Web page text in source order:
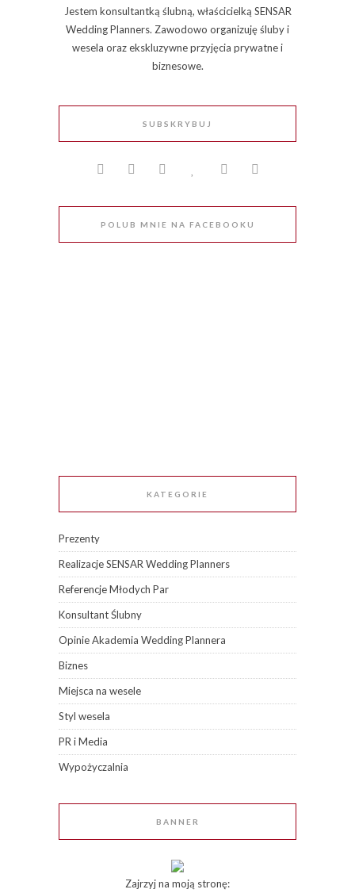
Jestem konsultantką ślubną, właścicielką SENSAR
Wedding Planners. Zawodowo organizuję śluby i
wesela oraz ekskluzywne przyjęcia prywatne i
biznesowe.
SUBSKRYBUJ
POLUB MNIE NA FACEBOOKU
KATEGORIE
Prezenty
Realizacje SENSAR Wedding Planners
Referencje Młodych Par
Konsultant Ślubny
Opinie Akademia Wedding Plannera
Biznes
Miejsca na wesele
Styl wesela
PR i Media
Wypożyczalnia
BANNER
Zajrzyj na moją stronę: